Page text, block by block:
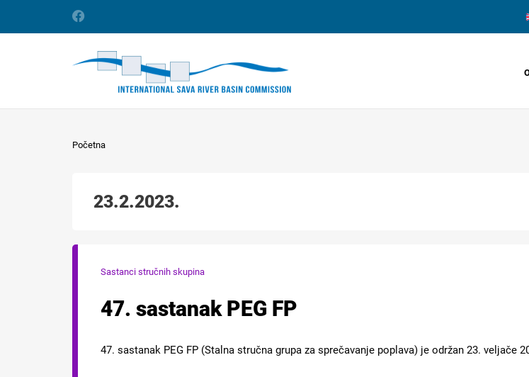
Početna
23.2.2023.
Sastanci stručnih skupina
47. sastanak PEG FP
47. sastanak PEG FP (Stalna stručna grupa za sprečavanje poplava) je održan 23. veljače